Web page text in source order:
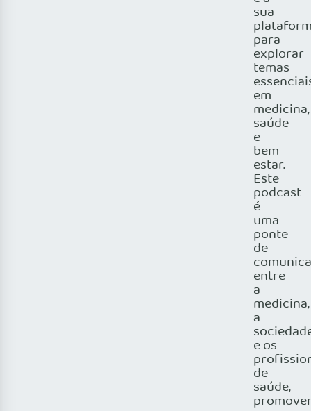
sua
para
explorar
temas
em
medicina,
saúde
e
bem-
estar.
Este
podcast
é
uma
ponte
de
entre
a
medicina,
a
e os
de
saúde,